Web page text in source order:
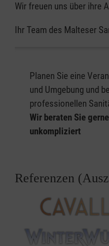
Wir freuen uns über ihre
Ihr Team des Malteser
Planen Sie eine
und Umgebung und
professionellen
Wir beraten Sie
unkompliziert
Referenzen